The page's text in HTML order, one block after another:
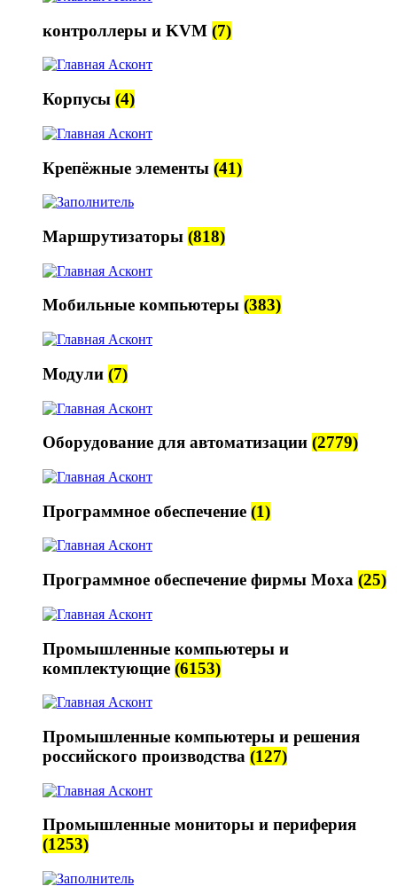
контроллеры и KVM (7)
Корпусы (4)
Крепёжные элементы (41)
Маршрутизаторы (818)
Мобильные компьютеры (383)
Модули (7)
Оборудование для автоматизации (2779)
Программное обеспечение (1)
Программное обеспечение фирмы Moxa (25)
Промышленные компьютеры и
комплектующие (6153)
Промышленные компьютеры и решения
российского производства (127)
Промышленные мониторы и периферия
(1253)